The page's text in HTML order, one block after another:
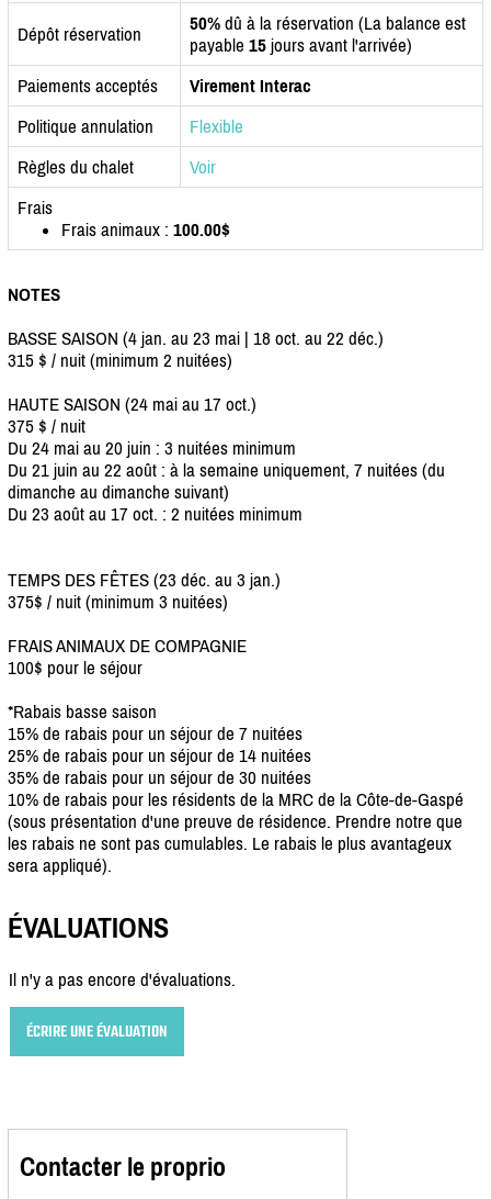
Dépôt réservation 50% dû à la réservation (La balance est
payable 15 jours avant l'arrivée)
Paiements acceptés
Virement Interac
Politique annulation
Flexible
Règles du chalet
Voir
Frais
Frais animaux : 100.00$
NOTES
BASSE SAISON (4 jan. au 23 mai | 18 oct. au 22 déc.)
315 $ / nuit (minimum 2 nuitées)
HAUTE SAISON (24 mai au 17 oct.)
375 $ / nuit
Du 24 mai au 20 juin : 3 nuitées minimum
Du 21 juin au 22 août : à la semaine uniquement, 7 nuitées (du
dimanche au dimanche suivant)
Du 23 août au 17 oct. : 2 nuitées minimum
TEMPS DES FÊTES (23 déc. au 3 jan.)
375$ / nuit (minimum 3 nuitées)
FRAIS ANIMAUX DE COMPAGNIE
100$ pour le séjour
*Rabais basse saison
15% de rabais pour un séjour de 7 nuitées
25% de rabais pour un séjour de 14 nuitées
35% de rabais pour un séjour de 30 nuitées
10% de rabais pour les résidents de la MRC de la Côte-de-Gaspé
(sous présentation d'une preuve de résidence. Prendre notre que
les rabais ne sont pas cumulables. Le rabais le plus avantageux
sera appliqué).
ÉVALUATIONS
Il n'y a pas encore d'évaluations.
ÉCRIRE UNE ÉVALUATION
Contacter le proprio